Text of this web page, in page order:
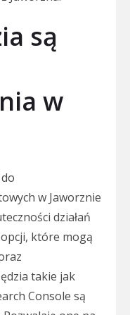
są
w
w Jaworznie
działań
które mogą
takie jak
Console są